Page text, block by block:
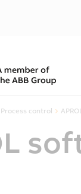
Process control